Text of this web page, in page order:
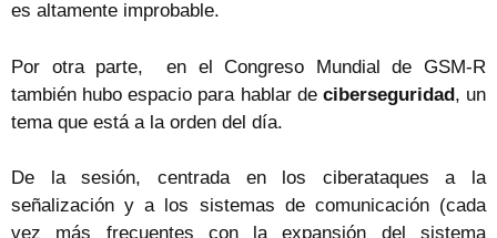
es altamente improbable.
Por otra parte, en el Congreso Mundial de GSM-R
también hubo espacio para hablar de ciberseguridad, un
tema que está a la orden del día.
De la sesión, centrada en los ciberataques a la
señalización y a los sistemas de comunicación (cada
vez más frecuentes con la expansión del sistema